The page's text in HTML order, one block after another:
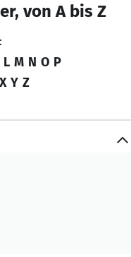
von A bis Z
L M N O P
X Y Z